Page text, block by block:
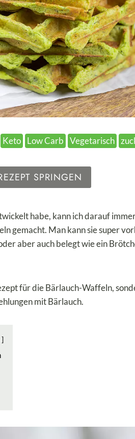
Keto Low Carb Vegetarisch
SPRINGEN
habe, kann ich darauf
gemacht. Man kann sie super
aber auch belegt wie ein
für die Bärlauch-Waffeln,
mit Bärlauch.